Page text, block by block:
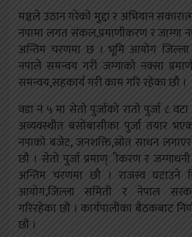
मञ्चले उठान गरेको मुद्दा र अभियान
नपामा लगत संकल,प्रमाणीकरण र जाग्गा
अन्तिम चरणमा छ । भूमि आयोग
नपाले समन्वय गरी जग्गाको नक्सा
समन्वय,सहकार्य गरी काम गरि रहेका छौ ।
वडा नं ५ मा सेतो पुर्जाको रातो पुर्जा ८
अव्यवस्थीत बसोबासीका पुर्जा तयार
नपाको बजेट, जनशक्ति,स्रोत साधन
छौ । सेतो पुर्जा प्रमाण्ीकरण र
अन्तिम चरणमा छौ । राजस्व घटाउने
आयोग,जिल्ला समिती र नेपाल
गरिरहेका छौ । कार्यपालीका बैठकबाट
छौ ।